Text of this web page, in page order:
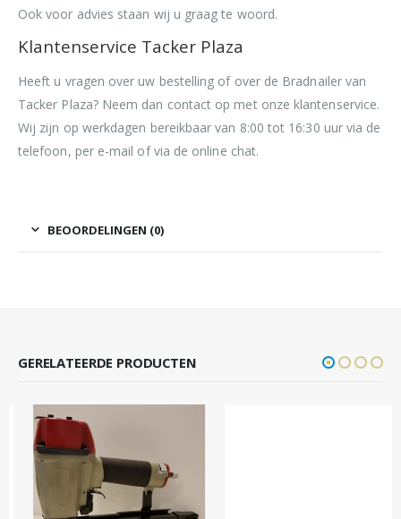
Ook voor advies staan wij u graag te woord.
Klantenservice Tacker Plaza
Heeft u vragen over uw bestelling of over de Bradnailer van
Tacker Plaza? Neem dan contact op met onze klantenservice.
Wij zijn op werkdagen bereikbaar van 8:00 tot 16:30 uur via de
telefoon, per e-mail of via de online chat.
BEOORDELINGEN (0)
GERELATEERDE PRODUCTEN